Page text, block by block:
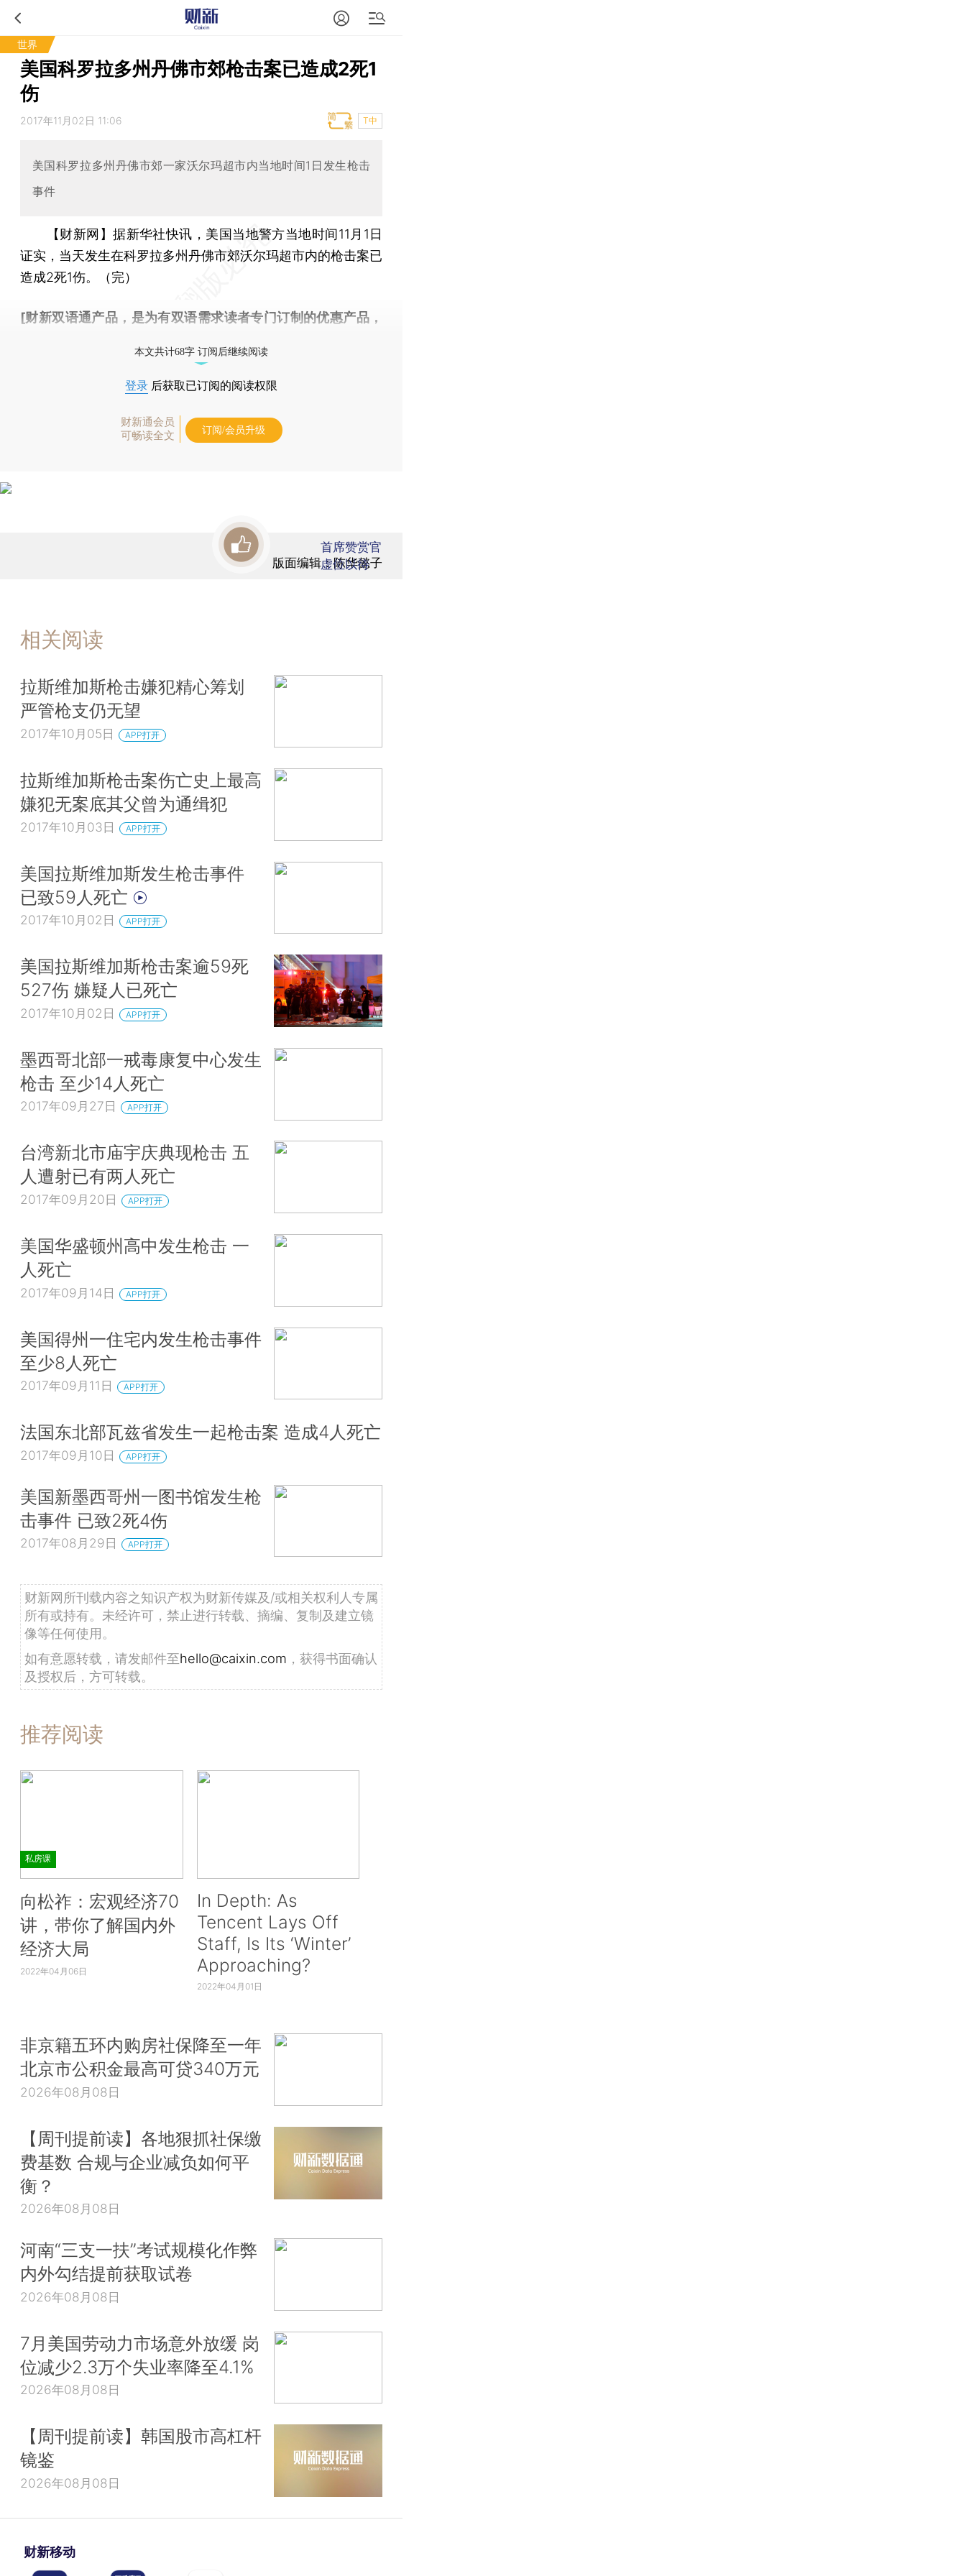
世界
美国科罗拉多州丹佛市郊枪击案已造成2死1
伤
2017年11月02日 11:06 T中
美国科罗拉多州丹佛市郊一家沃尔玛超市内当地时间1日发生枪击
事件
【财新网】据新华社快讯，美国当地警方当地时间11月1日
证实，当天发生在科罗拉多州丹佛市郊沃尔玛超市内的枪击案已
造成2死1伤。（完）
[财新双语通产品，是为有双语需求读者专门订制的优惠产品，
本文共计68字 订阅后继续阅读
登录 后获取已订阅的阅读权限
财新通会员
可畅读全文
订阅/会员升级
版面编辑：陈华懿子
首席赞赏官
虚位以待
相关阅读
拉斯维加斯枪击嫌犯精心筹划
严管枪支仍无望
2017年10月05日 APP打开
拉斯维加斯枪击案伤亡史上最高
嫌犯无案底其父曾为通缉犯
2017年10月03日 APP打开
美国拉斯维加斯发生枪击事件
已致59人死亡
2017年10月02日 APP打开
美国拉斯维加斯枪击案逾59死
527伤 嫌疑人已死亡
2017年10月02日 APP打开
墨西哥北部一戒毒康复中心发生
枪击 至少14人死亡
2017年09月27日 APP打开
台湾新北市庙宇庆典现枪击 五
人遭射已有两人死亡
2017年09月20日 APP打开
美国华盛顿州高中发生枪击 一
人死亡
2017年09月14日 APP打开
美国​得州一住宅内发生枪击事件
至少8人死亡
2017年09月11日 APP打开
法国东北部瓦兹省发生一起枪击案 造成4人死亡
2017年09月10日 APP打开
美国新墨西哥州一图书馆发生枪
击事件 已致2死4伤
2017年08月29日 APP打开
财新网所刊载内容之知识产权为财新传媒及/或相关权利人专属
所有或持有。未经许可，禁止进行转载、摘编、复制及建立镜
像等任何使用。
如有意愿转载，请发邮件至hello@caixin.com ，获得书面确认
及授权后，方可转载。
推荐阅读
私房课
向松祚：宏观经济70
讲，带你了解国内外
经济大局
2022年04月06日
In Depth: As
Tencent Lays Off
Staff, Is Its ‘Winter’
Approaching?
2022年04月01日
非京籍五环内购房社保降至一年
北京市公积金最高可贷340万元
2026年08月08日
【周刊提前读】各地狠抓社保缴
费基数 合规与企业减负如何平
衡？
2026年08月08日
河南“三支一扶”考试规模化作弊
内外勾结提前获取试卷
2026年08月08日
7月美国劳动力市场意外放缓 岗
位减少2.3万个失业率降至4.1%
2026年08月08日
【周刊提前读】韩国股市高杠杆
镜鉴
2026年08月08日
财新移动